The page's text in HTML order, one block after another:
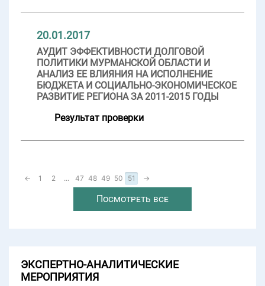
20.01.2017
АУДИТ ЭФФЕКТИВНОСТИ ДОЛГОВОЙ
ПОЛИТИКИ МУРМАНСКОЙ ОБЛАСТИ И
АНАЛИЗ ЕЕ ВЛИЯНИЯ НА ИСПОЛНЕНИЕ
БЮДЖЕТА И СОЦИАЛЬНО-ЭКОНОМИЧЕСКОЕ
РАЗВИТИЕ РЕГИОНА ЗА 2011-2015 ГОДЫ
Результат проверки
← 1 2 ... 47 48 49 50 51 →
Посмотреть все
ЭКСПЕРТНО-АНАЛИТИЧЕСКИЕ
МЕРОПРИЯТИЯ